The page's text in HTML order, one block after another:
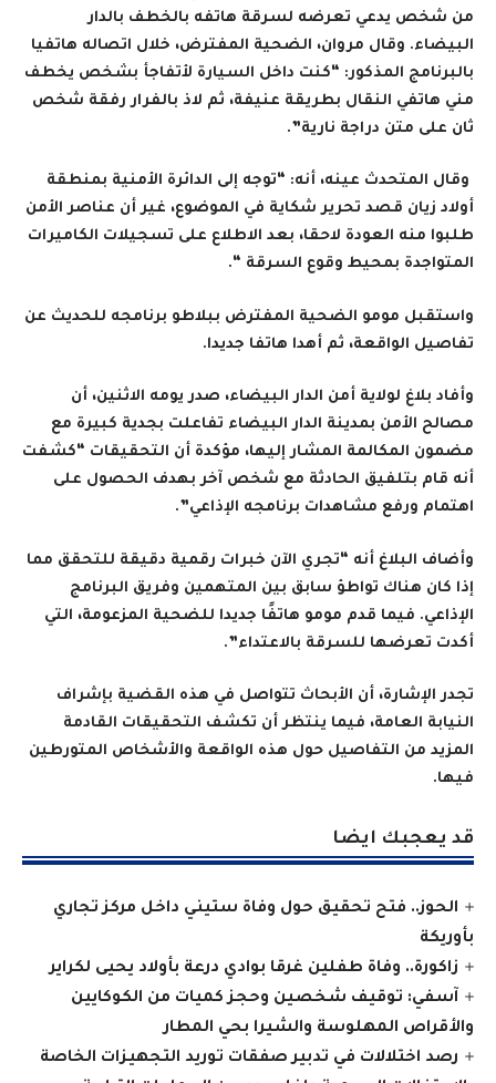
من شخص يدعي تعرضه لسرقة هاتفه بالخطف بالدار
البيضاء. وقال مروان، الضحية المفترض، خلال اتصاله هاتفيا
بالبرنامج المذكور: “كنت داخل السيارة لأتفاجأ بشخص يخطف
مني هاتفي النقال بطريقة عنيفة، ثم لاذ بالفرار رفقة شخص
ثان على متن دراجة نارية”.
وقال المتحدث عينه، أنه: “توجه إلى الدائرة الأمنية بمنطقة
أولاد زيان قصد تحرير شكاية في الموضوع، غير أن عناصر الأمن
طلبوا منه العودة لاحقا، بعد الاطلاع على تسجيلات الكاميرات
المتواجدة بمحيط وقوع السرقة “.
واستقبل مومو الضحية المفترض ببلاطو برنامجه للحديث عن
تفاصيل الواقعة، ثم أهدا هاتفا جديدا.
وأفاد بلاغ لولاية أمن الدار البيضاء، صدر يومه الاثنين، أن
مصالح الأمن بمدينة الدار البيضاء تفاعلت بجدية كبيرة مع
مضمون المكالمة المشار إليها، مؤكدة أن التحقيقات “كشفت
أنه قام بتلفيق الحادثة مع شخص آخر بهدف الحصول على
اهتمام ورفع مشاهدات برنامجه الإذاعي”.
وأضاف البلاغ أنه “تجري الآن خبرات رقمية دقيقة للتحقق مما
إذا كان هناك تواطؤ سابق بين المتهمين وفريق البرنامج
الإذاعي. فيما قدم مومو هاتفًا جديدا للضحية المزعومة، التي
أكدت تعرضها للسرقة بالاعتداء”.
تجدر الإشارة، أن الأبحاث تتواصل في هذه القضية بإشراف
النيابة العامة، فيما ينتظر أن تكشف التحقيقات القادمة
المزيد من التفاصيل حول هذه الواقعة والأشخاص المتورطين
فيها.
قد يعجبك ايضا
الحوز.. فتح تحقيق حول وفاة ستيني داخل مركز تجاري
بأوريكة
زاكورة.. وفاة طفلين غرقا بوادي درعة بأولاد يحيى لكراير
آسفي: توقيف شخصين وحجز كميات من الكوكايين
والأقراص المهلوسة والشيرا بحي المطار
رصد اختلالات في تدبير صفقات توريد التجهيزات الخاصة